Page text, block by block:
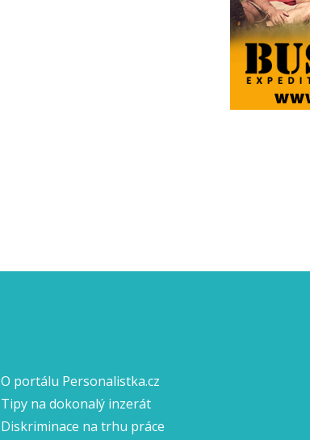
O portálu Personalistka.cz
Tipy na dokonalý inzerát
Diskriminace na trhu práce